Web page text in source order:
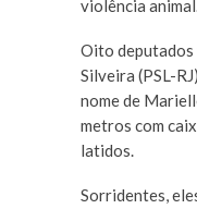
violência
Oito deputados
Silveira (PSL-
nome de
metros com
latidos.
Sorridentes,